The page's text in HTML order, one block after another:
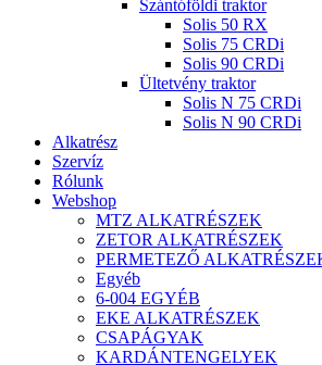
Szántóföldi traktor
Solis 50 RX
Solis 75 CRDi
Solis 90 CRDi
Ültetvény traktor
Solis N 75 CRDi
Solis N 90 CRDi
Alkatrész
Szervíz
Rólunk
Webshop
MTZ ALKATRÉSZEK
ZETOR ALKATRÉSZEK
PERMETEZŐ
Egyéb
6-004 EGYÉB
EKE ALKATRÉSZEK
CSAPÁGYAK
KARDÁNTENGELYEK